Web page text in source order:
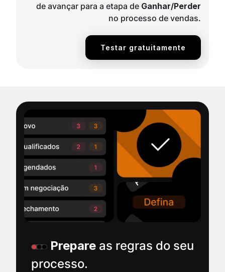
de avançar para a etapa de Ganhar/Perder
no processo de vendas.
Testar gratuitamente
Prepare as regras do seu
processo.